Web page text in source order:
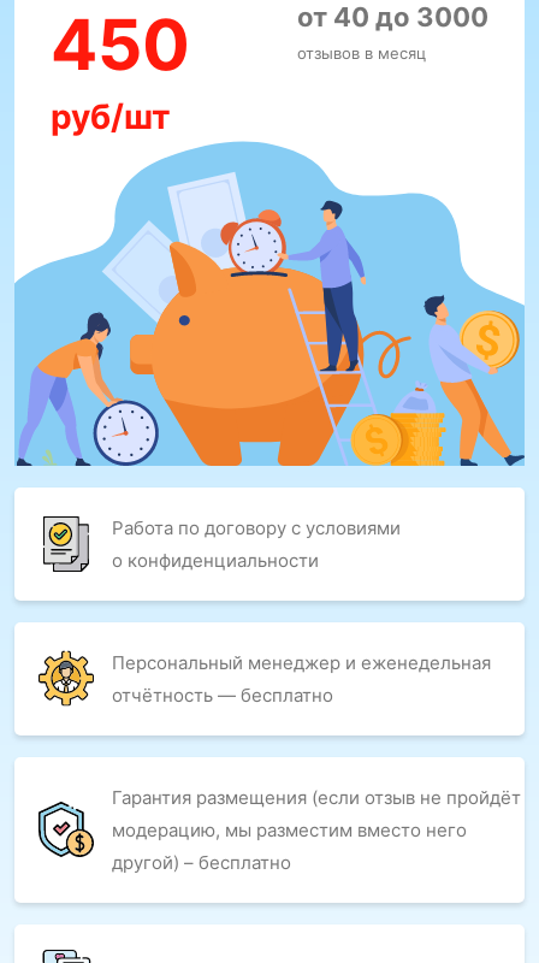
Работа по договору с условиями
о конфиденциальности
Персональный менеджер и еженедельная
отчётность — бесплатно
Гарантия размещения (если отзыв не пройдёт
модерацию, мы разместим вместо него
другой) – бесплатно
450
руб/шт
от 40 до 3000
отзывов в месяц